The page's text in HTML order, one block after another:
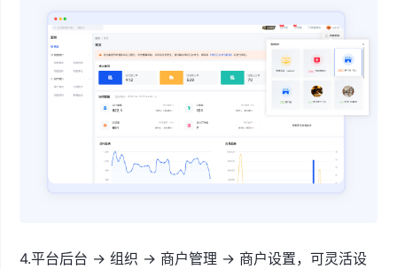
4.平台后台 → 组织 → 商户管理 → 商户设置，可灵活设